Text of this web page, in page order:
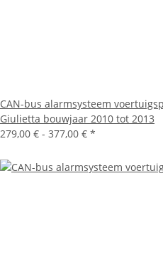
CAN-bus alarmsysteem
Giulietta bouwjaar 2010 tot 2013
279,00 € - 377,00 € *